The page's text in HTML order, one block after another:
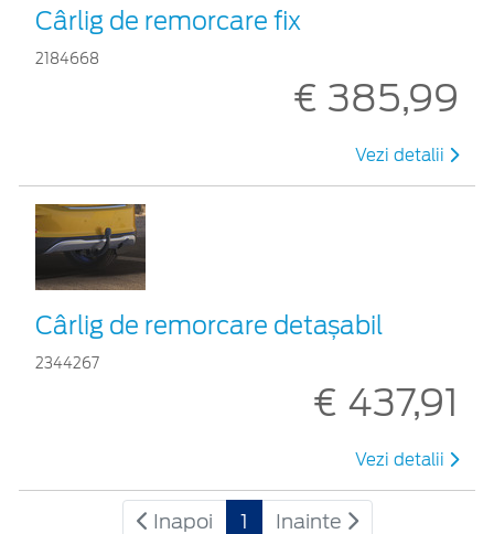
Cârlig de remorcare fix
2184668
€ 385,99
Vezi detalii
Cârlig de remorcare detașabil
2344267
€ 437,91
Vezi detalii
Inapoi 1 Inainte